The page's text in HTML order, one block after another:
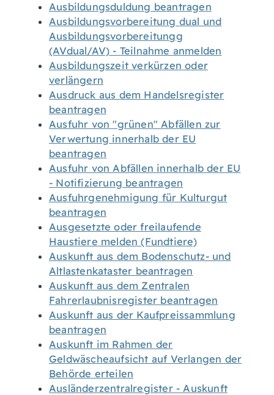
Ausbildungsduldung beantragen
Ausbildungsvorbereitung dual und
Ausbildungsvorbereitungg
(AVdual/AV) - Teilnahme anmelden
Ausbildungszeit verkürzen oder
verlängern
Ausdruck aus dem Handelsregister
beantragen
Ausfuhr von "grünen" Abfällen zur
Verwertung innerhalb der EU
beantragen
Ausfuhr von Abfällen innerhalb der EU
- Notifizierung beantragen
Ausfuhrgenehmigung für Kulturgut
beantragen
Ausgesetzte oder freilaufende
Haustiere melden (Fundtiere)
Auskunft aus dem Bodenschutz- und
Altlastenkataster beantragen
Auskunft aus dem Zentralen
Fahrerlaubnisregister beantragen
Auskunft aus der Kaufpreissammlung
beantragen
Auskunft im Rahmen der
Geldwäscheaufsicht auf Verlangen der
Behörde erteilen
Ausländerzentralregister - Auskunft